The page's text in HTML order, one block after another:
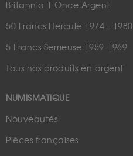
Britannia 1 Once Argent
50 Francs Hercule 1974 - 1980
5 Francs Semeuse 1959-1969
Tous nos produits en argent
NUMISMATIQUE
Nouveautés
Pièces françaises